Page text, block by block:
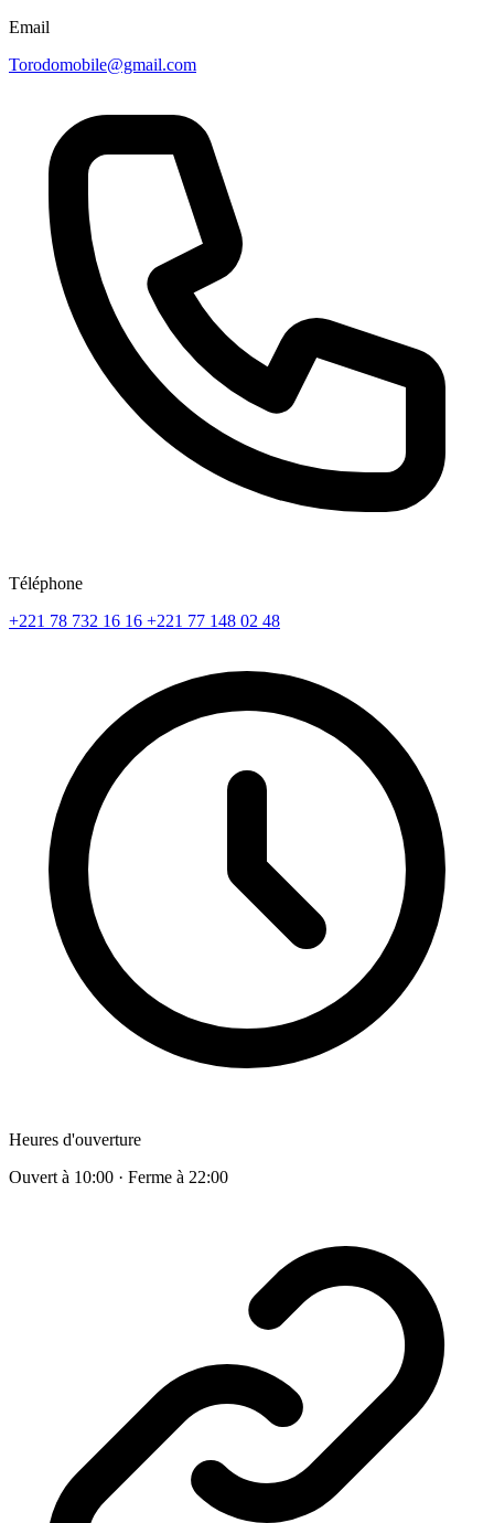
Email
Torodomobile@gmail.com
Téléphone
+221 78 732 16 16 +221 77 148 02 48
Heures d'ouverture
Ouvert à 10:00 · Ferme à 22:00